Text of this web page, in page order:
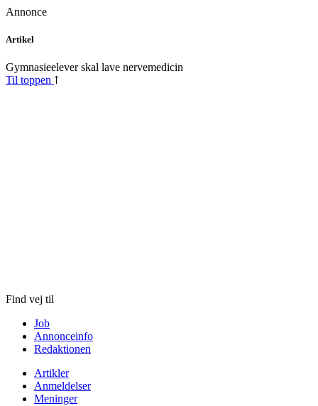
Annonce
Skip
content
Artikel
Gymnasie­elever skal lave nervemedicin
Til toppen
Find vej til
Job
Annonceinfo
Redaktionen
Artikler
Anmeldelser
Meninger